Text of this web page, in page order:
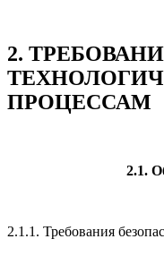
2.
ПРОЦЕССАМ
2.1.
2.1.1. Требования